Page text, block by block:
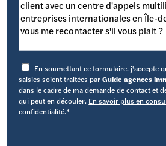
En soumettant ce formulaire, j'accepte
saisies soient traitées parGuide agences
dans le cadre de ma demande de contact et
qui peut en découler. En savoir plus en
confidentialité.*